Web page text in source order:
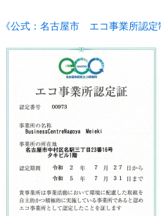
《公式：名古屋市 エコ事業所認定